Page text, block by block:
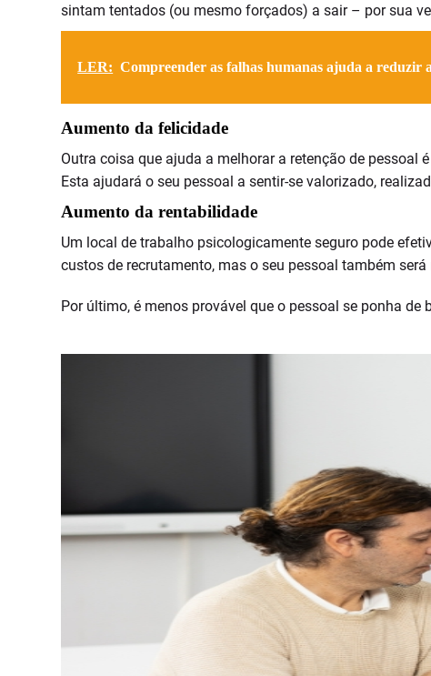
sintam tentados (ou mesmo forçados) a sair – por sua
LER: Compreender as falhas humanas ajuda a reduzir
Aumento da felicidade
Outra coisa que ajuda a melhorar a retenção de
Esta ajudará o seu pessoal a sentir-se valorizado,
Aumento da rentabilidade
Um local de trabalho psicologicamente seguro pode
custos de recrutamento, mas o seu pessoal também
Por último, é menos provável que o pessoal se ponha